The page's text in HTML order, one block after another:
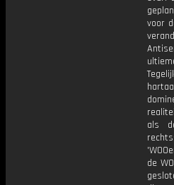
voor
als
de